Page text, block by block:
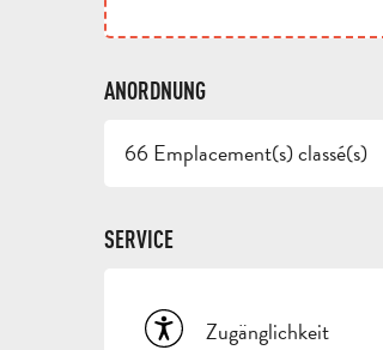
ANORDNUNG
66 Emplacement(s) classé(s)
SERVICE
Zugänglichkeit